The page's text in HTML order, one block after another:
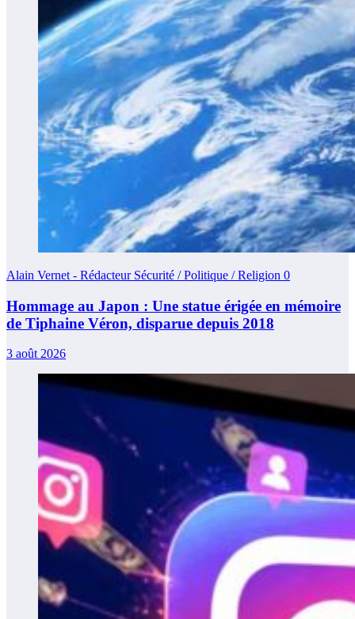
Alain Vernet - Rédacteur Sécurité / Politique / Religion 0
Hommage au Japon : Une statue érigée en mémoire
de Tiphaine Véron, disparue depuis 2018
3 août 2026